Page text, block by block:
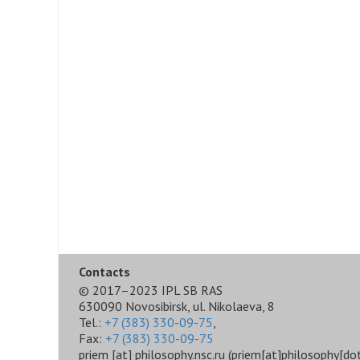
Contacts
© 2017–2023 IPL SB RAS
630090 Novosibirsk, ul. Nikolaeva, 8
Tel.: +7 (383) 330-09-75
Fax: +7 (383) 330-09-75
priem [at] philosophy.nsc.ru